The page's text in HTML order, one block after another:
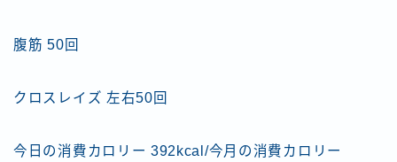
腹筋 50回
クロスレイズ 左右50回
今日の消費カロリー 392kcal/今月の消費カロリー